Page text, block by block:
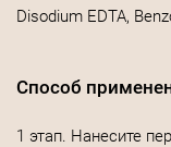
Disodium EDTA,
Способ
1 этап. Нанесите